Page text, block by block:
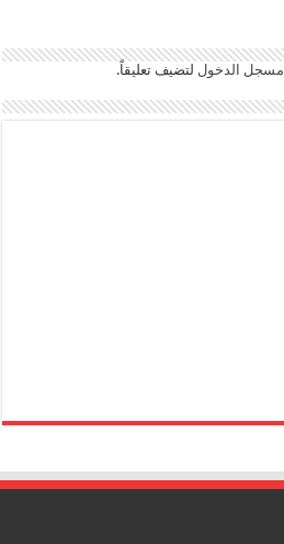
مسجل الدخوللتضيف تعليقاً.